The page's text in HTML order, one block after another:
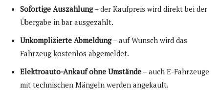
Sofortige Auszahlung– der Kaufpreis wird direkt bei der
Übergabe in bar ausgezahlt.
Unkomplizierte Abmeldung– auf Wunsch wird das
Fahrzeug kostenlos abgemeldet.
Elektroauto-Ankauf ohne Umstände – auch E-Fahrzeuge
mit technischen Mängeln werden angekauft.